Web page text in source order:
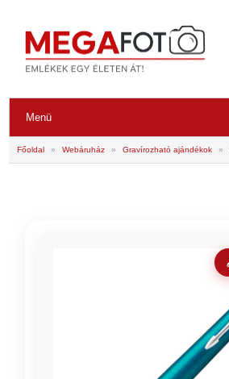
Menü
Főoldal » Webáruház » Gravírozható ajándékok »